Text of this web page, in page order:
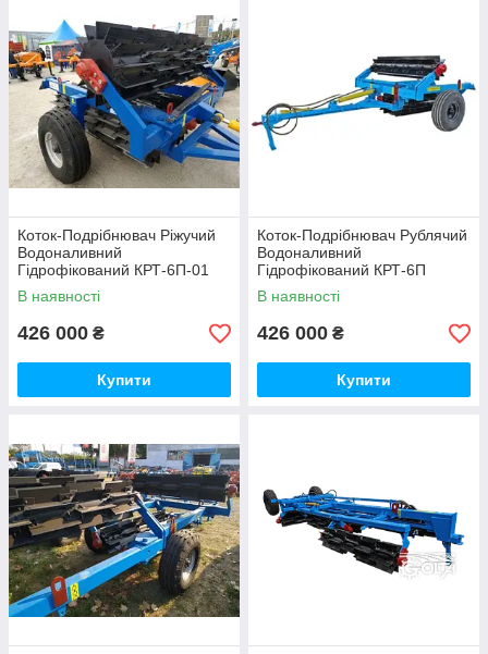
Коток-Подрібнювач Ріжучий
Водоналивний
Гідрофікований КРТ-6П-01
В наявності
426 000 ₴
Купити
Коток-Подрібнювач Рублячий
Водоналивний
Гідрофікований КРТ-6П
В наявності
426 000 ₴
Купити